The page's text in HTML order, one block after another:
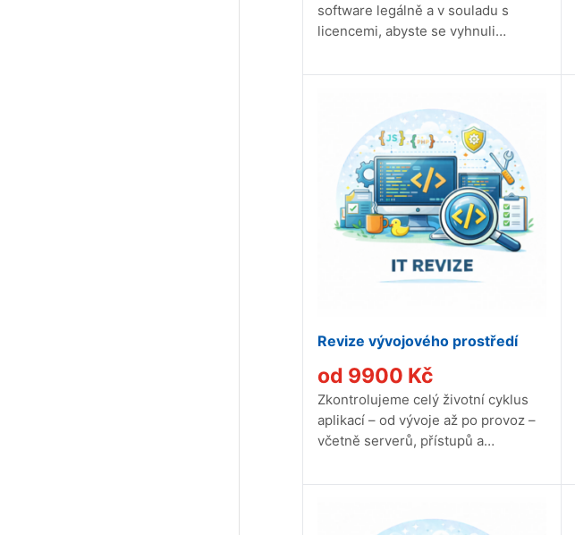
software legálně a v souladu s
licencemi, abyste se vyhnuli
Revize vývojového prostředí
od 9900 Kč
Zkontrolujeme celý životní cyklus
aplikací – od vývoje až po provoz –
včetně serverů, přístupů a